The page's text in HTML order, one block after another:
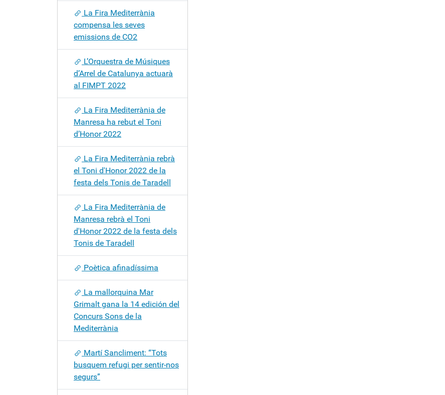
La Fira Mediterrània
compensa les seves
emissions de CO2
L’Orquestra de Músiques
d’Arrel de Catalunya actuarà
al FIMPT 2022
La Fira Mediterrània de
Manresa ha rebut el Toni
d’Honor 2022
La Fira Mediterrània rebrà
el Toni d'Honor 2022 de la
festa dels Tonis de Taradell
La Fira Mediterrània de
Manresa rebrà el Toni
d'Honor 2022 de la festa dels
Tonis de Taradell
Poètica afinadíssima
La mallorquina Mar
Grimalt gana la 14 edición del
Concurs Sons de la
Mediterrània
Martí Sancliment: “Tots
busquem refugi per sentir-nos
segurs”